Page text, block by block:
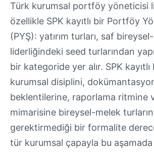
Türk kurumsal portföy yöneticisi
özellikle SPK kayıtlı bir Portföy
(PYŞ): yatırım turları, saf
liderliğindeki seed turlarından
bir kategoride yer alır. SPK
kurumsal disiplini,
beklentilerine, raporlama ritmine
mimarisine bireysel-melek
gerektirmediği bir formalite
tür kurumsal çapayla bu